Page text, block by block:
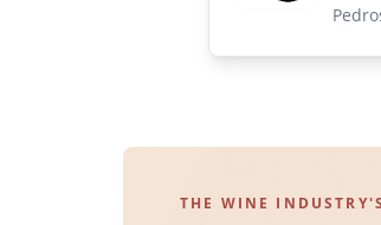
THE WINE